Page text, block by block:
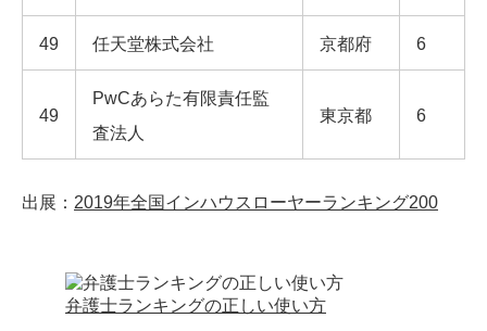
49 任天堂株式会社 京都府 6
49
PwCあらた有限責任監
査法人
東京都 6
出展： 2019年全国インハウスローヤーランキング200
弁護士ランキングの正しい使い方